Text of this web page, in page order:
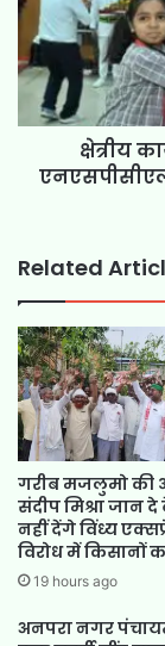
क्षेत्रीय
Related
गरीब मजलुमो की
संदीप मिश्रा जान
नहीं देंगे विंध्य
विरोध में किसानों
19 hours ago
अनपरा नगर